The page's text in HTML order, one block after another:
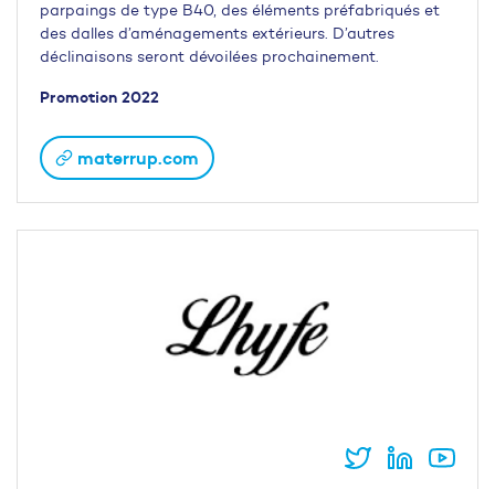
parpaings de type B40, des éléments préfabriqués et
des dalles d’aménagements extérieurs. D’autres
déclinaisons seront dévoilées prochainement.
Promotion 2022
materrup.com